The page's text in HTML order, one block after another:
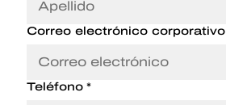
Correo electrónico corporativo
Teléfono *